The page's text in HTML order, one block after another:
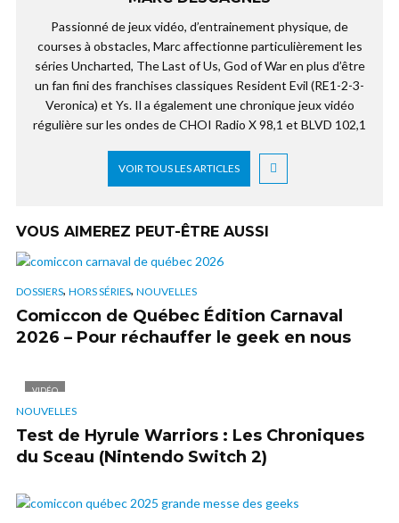
Passionné de jeux vidéo, d’entrainement physique, de
courses à obstacles, Marc affectionne particulièrement les
séries Uncharted, The Last of Us, God of War en plus d’être
un fan fini des franchises classiques Resident Evil (RE1-2-3-
Veronica) et Ys. Il a également une chronique jeux vidéo
régulière sur les ondes de CHOI Radio X 98,1 et BLVD 102,1
VOIR TOUS LES ARTICLES
VOUS AIMEREZ PEUT-ÊTRE AUSSI
DOSSIERS, HORS SÉRIES, NOUVELLES
Comiccon de Québec Édition Carnaval
2026 – Pour réchauffer le geek en nous
VIDÉO
NOUVELLES
Test de Hyrule Warriors : Les Chroniques
du Sceau (Nintendo Switch 2)